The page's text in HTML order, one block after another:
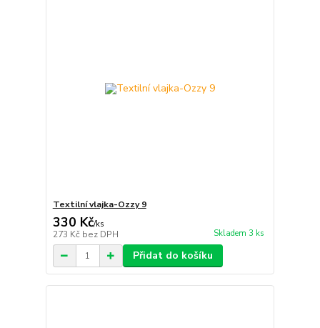
Textilní vlajka-Ozzy 9
330 Kč/ks
273 Kč bez DPH Skladem 3 ks
Přidat do košíku